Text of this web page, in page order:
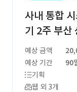
사내 통합
기 2주 부산
예상 금액
예상 기간
90
기획
웹 외 3개